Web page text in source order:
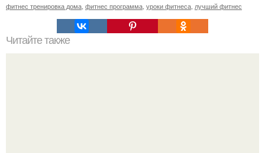
фитнес тренировка дома фитнес программа уроки фитнеса лучший фитнес
Читайте также